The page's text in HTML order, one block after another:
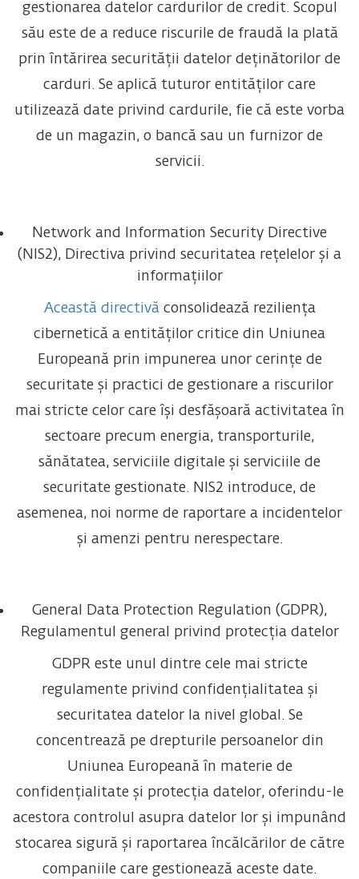
gestionarea datelor cardurilor de credit. Scopul
său este de a reduce riscurile de fraudă la plată
prin întărirea securității datelor deținătorilor de
carduri. Se aplică tuturor entităților care
utilizează date privind cardurile, fie că este vorba
de un magazin, o bancă sau un furnizor de
servicii.
Network and Information Security Directive
(NIS2), Directiva privind securitatea rețelelor și a
informațiilor
Această directivăconsolidează reziliența
cibernetică a entităților critice din Uniunea
Europeană prin impunerea unor cerințe de
securitate și practici de gestionare a riscurilor
mai stricte celor care își desfășoară activitatea în
sectoare precum energia, transporturile,
sănătatea, serviciile digitale și serviciile de
securitate gestionate. NIS2 introduce, de
asemenea, noi norme de raportare a incidentelor
și amenzi pentru nerespectare.
General Data Protection Regulation (GDPR),
Regulamentul general privind protecția datelor
GDPR este unul dintre cele mai stricte
regulamente privind confidențialitatea și
securitatea datelor la nivel global. Se
concentrează pe drepturile persoanelor din
Uniunea Europeană în materie de
confidențialitate și protecția datelor, oferindu-le
acestora controlul asupra datelor lor și impunând
stocarea sigură și raportarea încălcărilor de către
companiile care gestionează aceste date.